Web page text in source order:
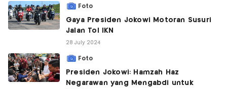
Foto
Gaya Presiden Jokowi Motoran Susuri
Jalan Tol IKN
28 July 2024
Foto
Presiden Jokowi: Hamzah Haz
Negarawan yang Mengabdi untuk